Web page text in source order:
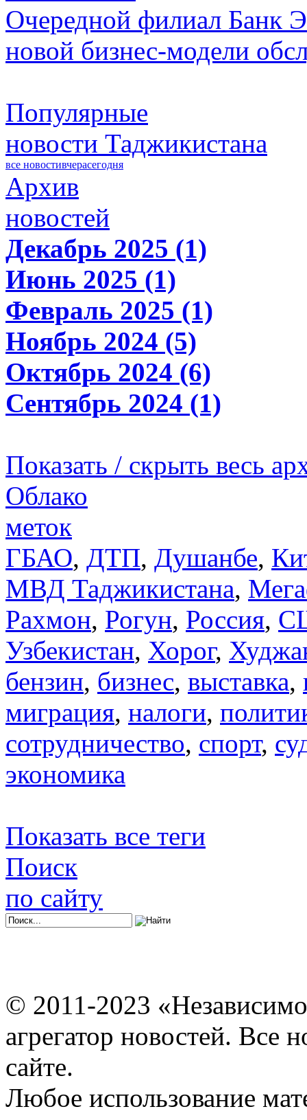
Очередной филиал Банк
новой бизнес-модели
Популярные
новости Таджикистана
все новостивчерасегодня
Архив
новостей
Декабрь 2025 (1)
Июнь 2025 (1)
Февраль 2025 (1)
Ноябрь 2024 (5)
Октябрь 2024 (6)
Сентябрь 2024 (1)
Показать / скрыть весь
Облако
меток
ГБАО, ДТП, Душанбе,
МВД Таджикистана,
Рахмон, Рогун, Россия,
Узбекистан, Хорог,
бензин, бизнес, выставка,
миграция, налоги,
сотрудничество, спорт,
экономика
Показать все теги
Поиск
по сайту
© 2011-2023
агрегатор новостей. Все
сайте.
Любое использование